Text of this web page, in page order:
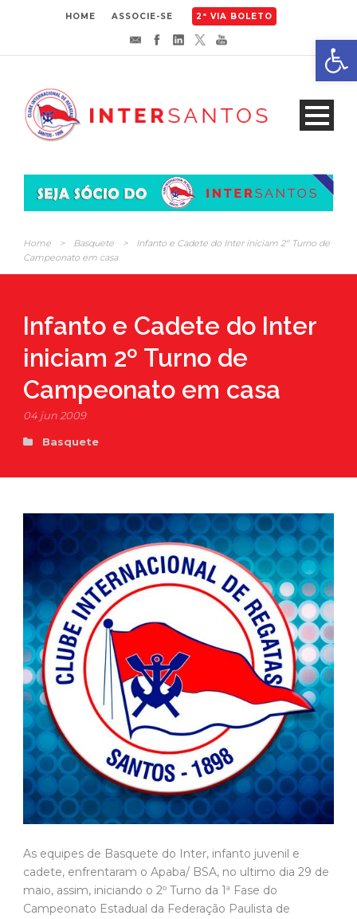
HOME ASSOCIE-SE 2ª VIA BOLETO
Home > Basquete >
Infanto e Cadete do Inter iniciam 2º Turno de
Campeonato em casa
Infanto e Cadete do Inter
iniciam 2º Turno de
Campeonato em casa
04 jun 2009
Basquete
As equipes de Basquete do Inter, infanto juvenil e
cadete, enfrentaram o Apaba/ BSA, no ultimo dia 29 de
maio, assim, iniciando o 2º Turno da 1ª Fase do
Campeonato Estadual da Federação Paulista de
Abrir